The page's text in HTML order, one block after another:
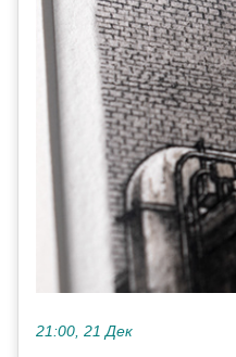
21:00, 21 Дек